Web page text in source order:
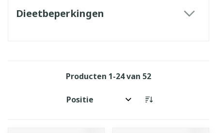
Dieetbeperkingen
Producten 1-24van 52
Sorteer op: